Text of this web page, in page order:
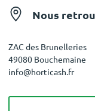
Nous
ZAC des Brunelleries
49080 Bouchemaine
info@horticash.fr